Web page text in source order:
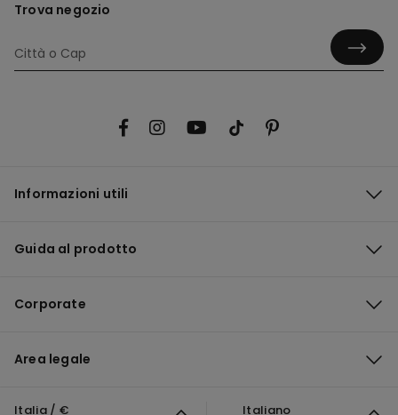
Trova negozio
Informazioni utili
Guida al prodotto
Corporate
Area legale
Italia / € Italiano